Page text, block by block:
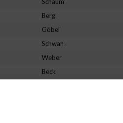
Berg
Göbel
Schwan
Weber
Beck